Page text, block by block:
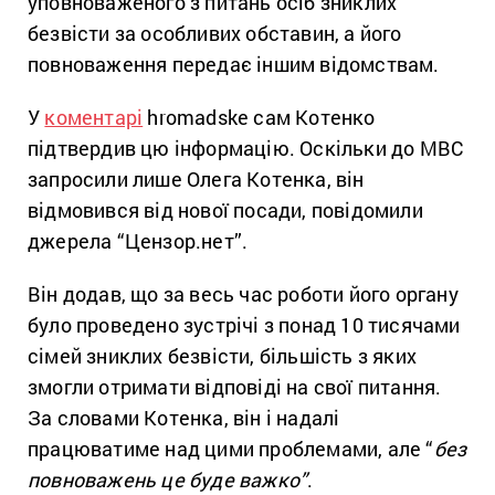
безвісти за особливих обставин, а його
повноваження передає іншим відомствам.
У коментарі hromadske сам Котенко
підтвердив цю інформацію. Оскільки до МВС
запросили лише Олега Котенка, він
відмовився від нової посади, повідомили
джерела “Цензор.нет”.
Він додав, що за весь час роботи його органу
було проведено зустрічі з понад 10 тисячами
сімей зниклих безвісти, більшість з яких
змогли отримати відповіді на свої питання.
За словами Котенка, він і надалі
працюватиме над цими проблемами, але “без
повноважень це буде важко”.